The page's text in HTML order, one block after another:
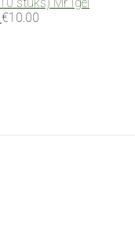
Mr Igel
€10.00